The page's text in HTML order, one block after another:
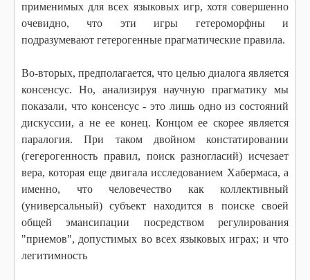
применимых для всех языковых игр, хотя совершенно
очевидно, что эти игры гетероморфны и
подразумевают гетерогенные прагматические правила.
Во-вторых, предполагается, что целью диалога является
консенсус. Но, анализируя научную прагматику мы
показали, что консенсус - это лишь одно из состояний
дискуссии, а не ее конец. Концом ее скорее является
паралогия. При таком двойном констатировании
(гегерогенность правил, поиск разногласий) исчезает
вера, которая еще двигала исследованием Хабермаса, а
именно, что человечество как коллективный
(универсальный) субъект находится в поиске своей
общей эмансипации посредством регулирования
"приемов", допустимых во всех языковых играх; и что
легитимность